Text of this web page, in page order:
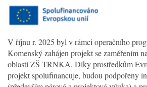
V říjnu r. 2025 byl v rámci operačního
Komenský zahájen projekt se zaměřením
oblastí ZŠ TRNKA. Díky prostředkům
projekt spolufinancuje, budou podpořeny